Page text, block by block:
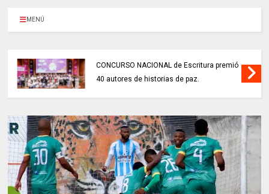
MENÚ
CONCURSO NACIONAL de Escritura premió
40 autores de historias de paz.